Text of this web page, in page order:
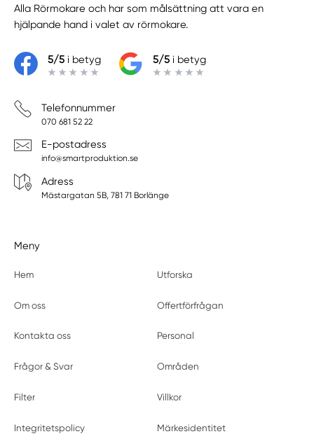
Alla Rörmokare och har som målsättning att vara en
hjälpande hand i valet av rörmokare.
5/5i betyg 5/5i betyg
Telefonnummer
070 681 52 22
E-postadress
info@smartproduktion.se
Adress
Mästargatan 5B, 781 71 Borlänge
Meny
Hem Utforska
Om oss Offertförfrågan
Kontakta oss Personal
Frågor & Svar Områden
Filter Villkor
Integritetspolicy Märkesidentitet